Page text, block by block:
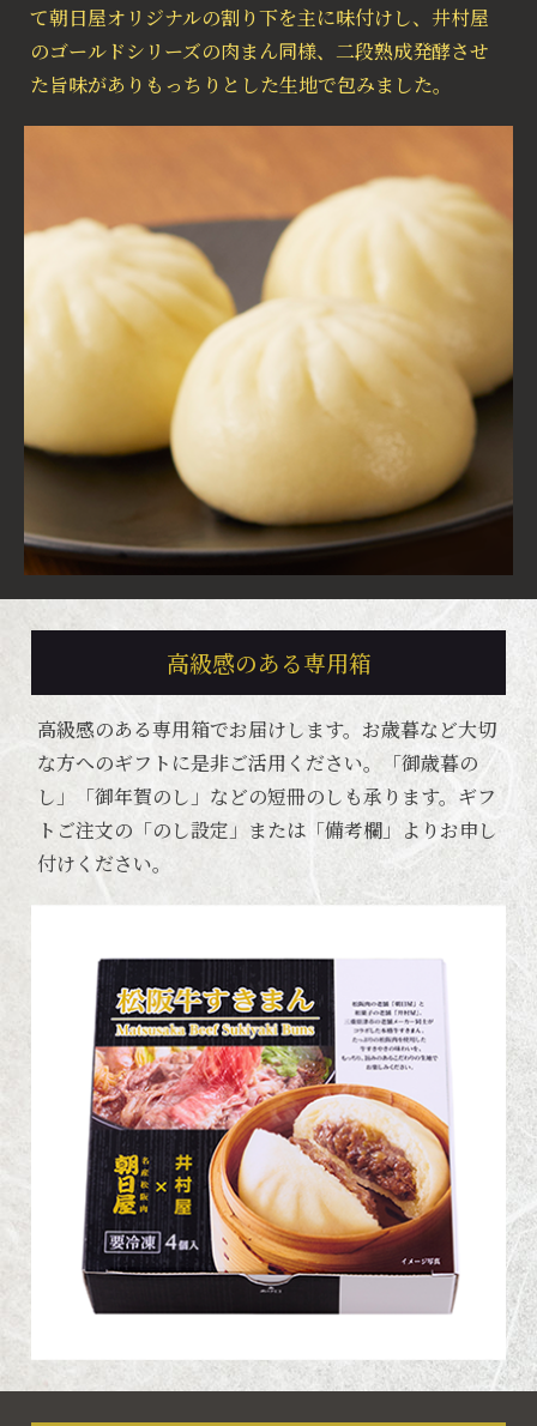
て朝日屋オリジナルの割り下を主に味付けし、井村屋
のゴールドシリーズの肉まん同様、二段熟成発酵させ
た旨味がありもっちりとした生地で包みました。
高級感のある専用箱
高級感のある専用箱でお届けします。お歳暮など大切
な方へのギフトに是非ご活用ください。「御歳暮の
し」「御年賀のし」などの短冊のしも承ります。ギフ
トご注文の「のし設定」または「備考欄」よりお申し
付けください。